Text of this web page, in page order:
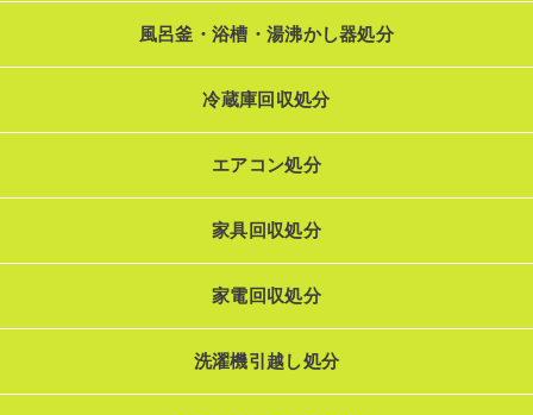
風呂釜・浴槽・湯沸かし器処分
冷蔵庫回収処分
エアコン処分
家具回収処分
家電回収処分
洗濯機引越し処分